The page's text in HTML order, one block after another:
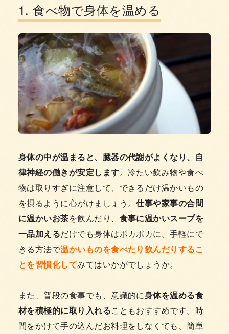
1. 食べ物で身体を温める
身体の中が温まると、臓器の代謝がよくなり、自
律神経の働きが安定します。冷たい飲み物や食べ
物は取りすぎに注意して、できるだけ温かいもの
を摂るように心がけましょう。仕事や家事の合間
に温かいお茶を飲んだり、 食事に温かいスープを
一品加えるだけでも身体はポカポカに。手軽にで
きる方法で温かいものを食べたり飲んだりするこ
とを習慣化してみてはいかがでしょうか。
また、普段の食事でも、意識的に身体を温める食
材を積極的に取り入れることもおすすめです。時
間をかけて手の込んだお料理をしなくても、簡単